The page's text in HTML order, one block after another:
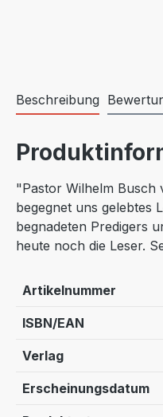
Beschreibung
"Pastor Wilhelm Busch
begegnet uns gelebtes
begnadeten Predigers
heute noch die Leser.
Artikelnummer
ISBN/EAN
Verlag
Erscheinungsdatum